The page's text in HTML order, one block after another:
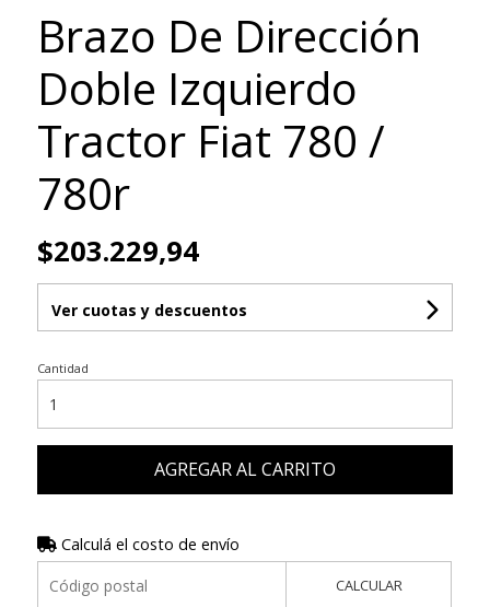
Brazo De Dirección
Doble Izquierdo
Tractor Fiat 780 /
780r
$203.229,94
Ver cuotas y descuentos
Cantidad
AGREGAR AL CARRITO
Calculá el costo de envío
CALCULAR